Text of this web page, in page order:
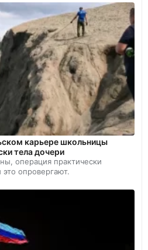
карьере школьницы
тела дочери
операция практически
опровергают.